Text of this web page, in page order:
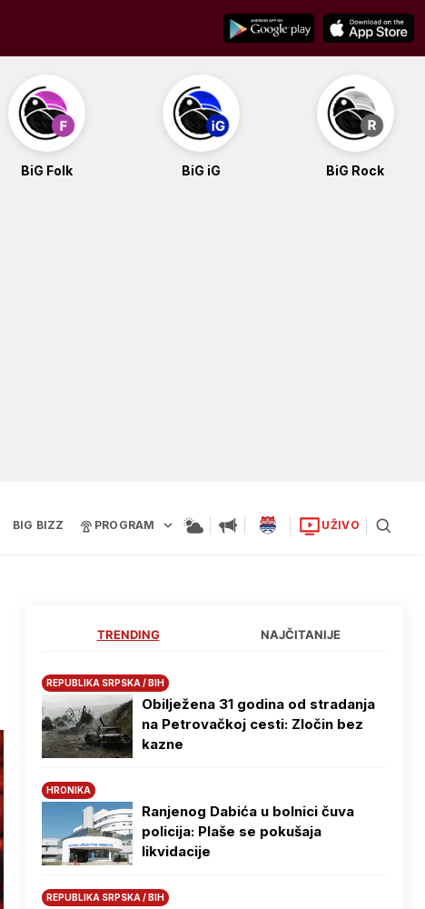
BiG Folk BiG iG BiG Rock
BIG BIZZ PROGRAM UŽIVO
TRENDING NAJČITANIJE
REPUBLIKA SRPSKA / BIH
Obilježena 31 godina od stradanja
na Petrovačkoj cesti: Zločin bez
kazne
HRONIKA
Ranjenog Dabića u bolnici čuva
policija: Plaše se pokušaja
likvidacije
REPUBLIKA SRPSKA / BIH